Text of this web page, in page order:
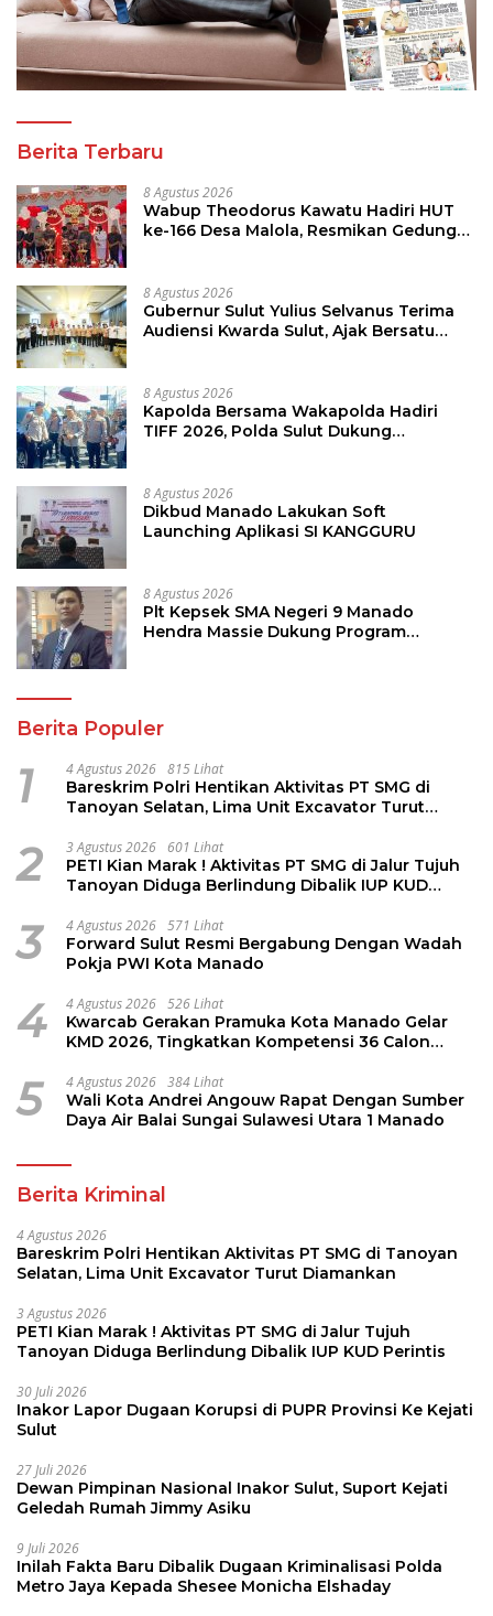
Berita Terbaru
8 Agustus 2026
Wabup Theodorus Kawatu Hadiri HUT
ke-166 Desa Malola, Resmikan Gedung
8 Agustus 2026
Gubernur Sulut Yulius Selvanus Terima
Audiensi Kwarda Sulut, Ajak Bersatu
8 Agustus 2026
Kapolda Bersama Wakapolda Hadiri
TIFF 2026, Polda Sulut Dukung
8 Agustus 2026
Dikbud Manado Lakukan Soft
Launching Aplikasi SI KANGGURU
8 Agustus 2026
Plt Kepsek SMA Negeri 9 Manado
Hendra Massie Dukung Program
Berita Populer
1 4 Agustus 2026 815 Lihat
Bareskrim Polri Hentikan Aktivitas PT SMG di
Tanoyan Selatan, Lima Unit Excavator Turut
2 3 Agustus 2026 601 Lihat
PETI Kian Marak ! Aktivitas PT SMG di Jalur Tujuh
Tanoyan Diduga Berlindung Dibalik IUP KUD
3 4 Agustus 2026 571 Lihat
Forward Sulut Resmi Bergabung Dengan Wadah
Pokja PWI Kota Manado
4 4 Agustus 2026 526 Lihat
Kwarcab Gerakan Pramuka Kota Manado Gelar
KMD 2026, Tingkatkan Kompetensi 36 Calon
5 4 Agustus 2026 384 Lihat
Wali Kota Andrei Angouw Rapat Dengan Sumber
Daya Air Balai Sungai Sulawesi Utara 1 Manado
Berita Kriminal
4 Agustus 2026
Bareskrim Polri Hentikan Aktivitas PT SMG di Tanoyan
Selatan, Lima Unit Excavator Turut Diamankan
3 Agustus 2026
PETI Kian Marak ! Aktivitas PT SMG di Jalur Tujuh
Tanoyan Diduga Berlindung Dibalik IUP KUD Perintis
30 Juli 2026
Inakor Lapor Dugaan Korupsi di PUPR Provinsi Ke Kejati
Sulut
27 Juli 2026
Dewan Pimpinan Nasional Inakor Sulut, Suport Kejati
Geledah Rumah Jimmy Asiku
9 Juli 2026
Inilah Fakta Baru Dibalik Dugaan Kriminalisasi Polda
Metro Jaya Kepada Shesee Monicha Elshaday